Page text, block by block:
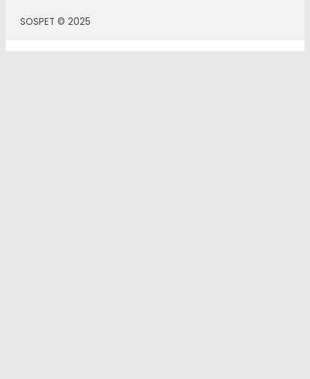
SOSPET © 2025